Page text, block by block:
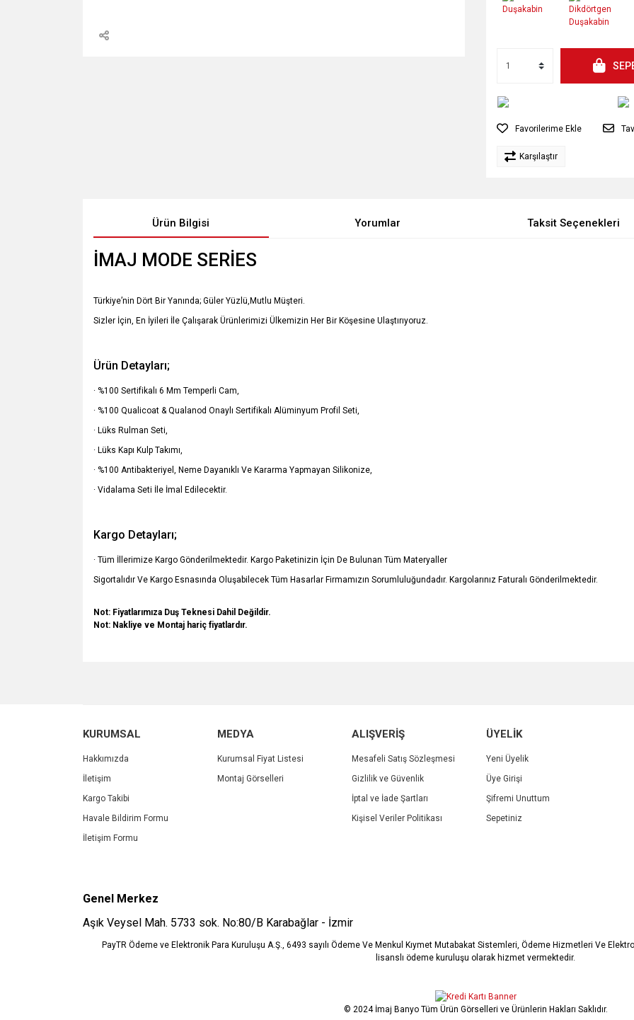
Karşılaştır
Ürün Bilgisi Yorumlar Taksit Seçenekleri
İMAJ MODE SERİES
Türkiye’nin Dört Bir Yanında; Güler Yüzlü,Mutlu Müşteri.
Sizler İçin, En İyileri İle Çalışarak Ürünlerimizi Ülkemizin Her Bir Köşesine Ulaştırıyoruz.
Ürün Detayları;
· %100 Sertifikalı 6 Mm Temperli Cam,
· %100 Qualicoat & Qualanod Onaylı Sertifikalı Alüminyum Profil Seti,
· Lüks Rulman Seti,
· Lüks Kapı Kulp Takımı,
· %100 Antibakteriyel, Neme Dayanıklı Ve Kararma Yapmayan Silikonize,
· Vidalama Seti İle İmal Edilecektir.
Kargo Detayları;
· Tüm İllerimize Kargo Gönderilmektedir. Kargo Paketinizin İçin De Bulunan Tüm Materyaller
Sigortalıdır Ve Kargo Esnasında Oluşabilecek Tüm Hasarlar Firmamızın Sorumluluğundadır. Kargolarınız Faturalı Gönderilmektedir.
Not: Fiyatlarımıza Duş Teknesi Dahil Değildir.
Not: Nakliye ve Montaj hariç fiyatlardır.
Yorum Yaz
Ürün açıklamasında eksik bilgiler bulunuyor.
Ürün bilgilerinde hatalar bulunuyor.
Ürün fiyatı diğer sitelerden daha pahalı.
Bu ürüne benzer farklı alternatifler olmalı.
KURUMSAL
Hakkımızda
İletişim
Kargo Takibi
Havale Bildirim Formu
İletişim Formu
MEDYA
Kurumsal Fiyat Listesi
Montaj Görselleri
ALIŞVERİŞ
Mesafeli Satış Sözleşmesi
Gizlilik ve Güvenlik
İptal ve İade Şartları
Kişisel Veriler Politikası
ÜYELİK
Yeni Üyelik
Üye Girişi
Şifremi Unuttum
Sepetiniz
Genel Merkez
Aşık Veysel Mah. 5733 sok. No:80/B Karabağlar - İzmir
PayTR Ödeme ve Elektronik Para Kuruluşu A.Ş., 6493 sayılı Ödeme Ve Menkul Kıymet Mutabakat Sistemleri, Ödeme Hizmetleri Ve
lisanslı ödeme kuruluşu olarak hizmet vermektedir.
© 2024 İmaj Banyo Tüm Ürün Görselleri ve Ürünlerin Hakları Saklıdır.